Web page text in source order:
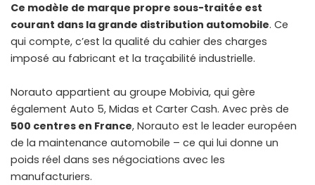
Ce modèle de marque propre sous-traitée est
courant dans la grande distribution automobile. Ce
qui compte, c’est la qualité du cahier des charges
imposé au fabricant et la traçabilité industrielle.
Norauto appartient au groupe Mobivia, qui gère
également Auto 5, Midas et Carter Cash. Avec près de
500 centres en France, Norauto est le leader européen
de la maintenance automobile – ce qui lui donne un
poids réel dans ses négociations avec les
manufacturiers.